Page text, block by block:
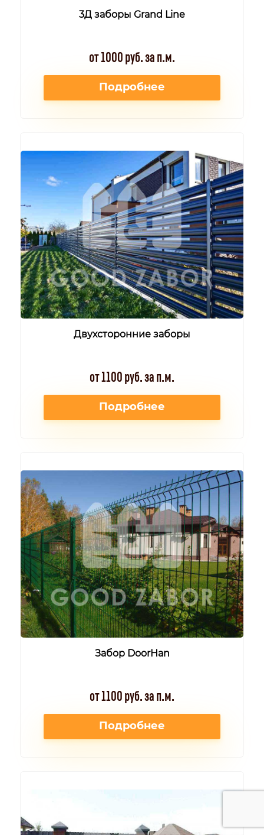
3Д заборы Grand Line
от 1000 руб. за п.м.
Подробнее
Двухсторонние заборы
от 1100 руб. за п.м.
Подробнее
Забор DoorHan
от 1100 руб. за п.м.
Подробнее